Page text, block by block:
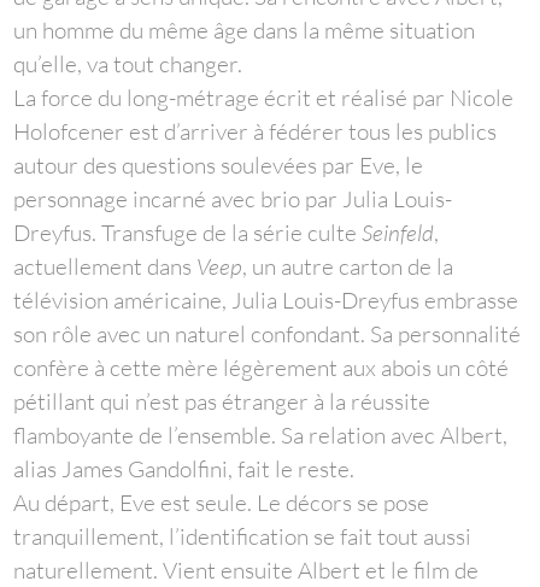
un homme du même âge dans la même situation
qu’elle, va tout changer.
La force du long-métrage écrit et réalisé par Nicole
Holofcener est d’arriver à fédérer tous les publics
autour des questions soulevées par Eve, le
personnage incarné avec brio par Julia Louis-
Dreyfus. Transfuge de la série culteSeinfeld,
actuellement dans Veep, un autre carton de la
télévision américaine, Julia Louis-Dreyfus embrasse
son rôle avec un naturel confondant. Sa personnalité
confère à cette mère légèrement aux abois un côté
pétillant qui n’est pas étranger à la réussite
flamboyante de l’ensemble. Sa relation avec Albert,
alias James Gandolfini, fait le reste.
Au départ, Eve est seule. Le décors se pose
tranquillement, l’identification se fait tout aussi
naturellement. Vient ensuite Albert et le film de